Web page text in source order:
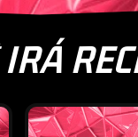
IRÁ